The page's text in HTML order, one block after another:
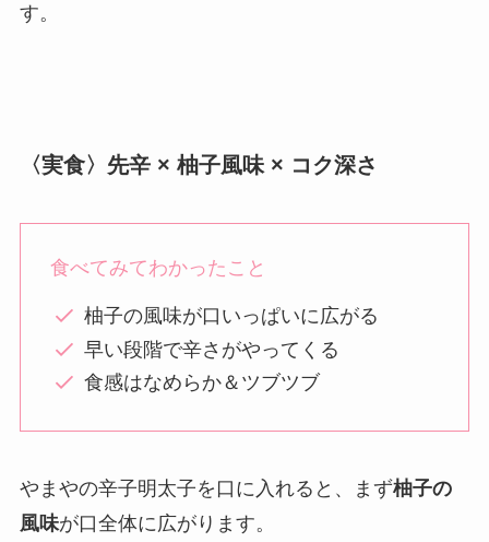
す。
〈実食〉先辛 × 柚子風味 × コク深さ
食べてみてわかったこと
柚子の風味が口いっぱいに広がる
早い段階で辛さがやってくる
食感はなめらか＆ツブツブ
やまやの辛子明太子を口に入れると、まず柚子の
風味が口全体に広がります。